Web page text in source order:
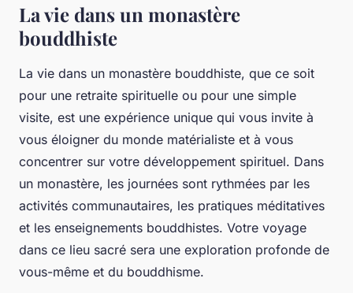
La vie dans un monastère
bouddhiste
La vie dans un monastère bouddhiste, que ce soit
pour une retraite spirituelle ou pour une simple
visite, est une expérience unique qui vous invite à
vous éloigner du monde matérialiste et à vous
concentrer sur votre développement spirituel. Dans
un monastère, les journées sont rythmées par les
activités communautaires, les pratiques méditatives
et les enseignements bouddhistes. Votre voyage
dans ce lieu sacré sera une exploration profonde de
vous-même et du bouddhisme.